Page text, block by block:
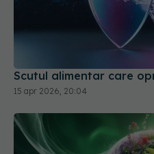
Scutul alimentar care
15 apr 2026, 20:04